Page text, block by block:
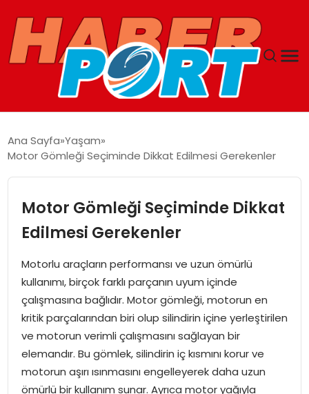
YAŞAM
SAĞLIK
MAGAZIN
Ana Sayfa Yaşam
Motor Gömleği Seçiminde Dikkat Edilmesi Gerekenler
Motor Gömleği Seçiminde Dikkat
Edilmesi Gerekenler
Motorlu araçların performansı ve uzun ömürlü
kullanımı, birçok farklı parçanın uyum içinde
çalışmasına bağlıdır. Motor gömleği, motorun en
kritik parçalarından biri olup silindirin içine yerleştirilen
ve motorun verimli çalışmasını sağlayan bir
elemandır. Bu gömlek, silindirin iç kısmını korur ve
motorun aşırı ısınmasını engelleyerek daha uzun
ömürlü bir kullanım sunar. Ayrıca motor yağıyla